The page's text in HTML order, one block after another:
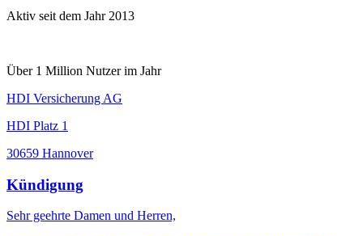
Aktiv seit dem Jahr 2013
Über 1 Million Nutzer im Jahr
HDI Versicherung AG
HDI Platz 1
30659 Hannover
Kündigung
Sehr geehrte Damen und Herren,